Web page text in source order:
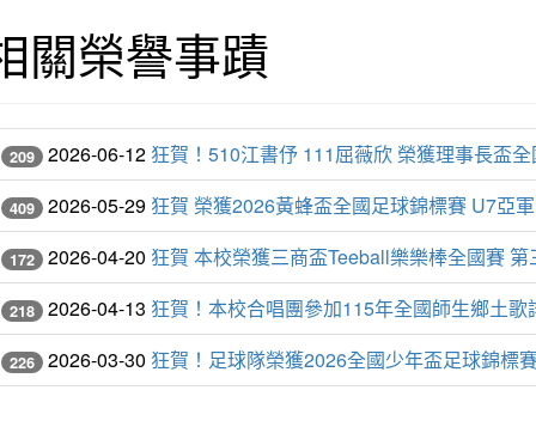
關榮譽事蹟
209 2026-06-12 狂賀！510江書伃 111屈薇欣 榮獲理事長盃
409 2026-05-29 狂賀 榮獲2026黃蜂盃全國足球錦標賽 U7亞
172 2026-04-20 狂賀 本校榮獲三商盃Teeball樂樂棒全國賽 第
218 2026-04-13 狂賀！本校合唱團參加115年全國師生鄉土
226 2026-03-30 狂賀！足球隊榮獲2026全國少年盃足球錦標